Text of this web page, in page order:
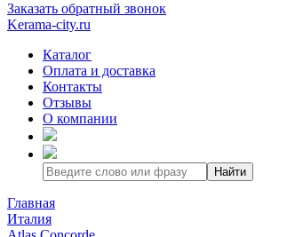
Заказать обратный звонок
Kerama-city.ru
Каталог
Оплата и доставка
Контакты
Отзывы
О компании
Найти
Главная
Италия